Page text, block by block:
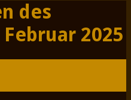
des
2025